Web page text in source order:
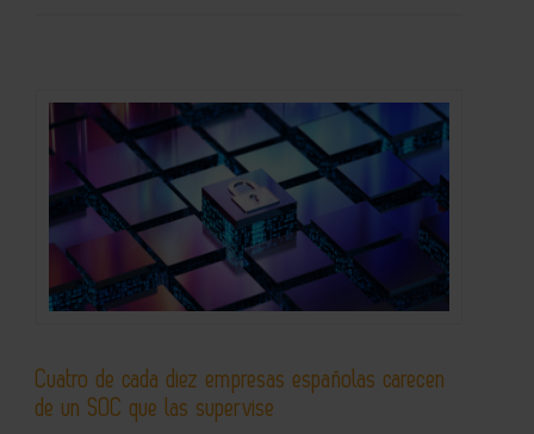
Cuatro de cada diez empresas españolas carecen
de un SOC que las supervise